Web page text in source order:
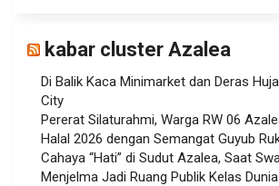
kabar cluster Azalea
Di Balik Kaca Minimarket dan Deras
City
Pererat Silaturahmi, Warga RW 06
Halal 2026 dengan Semangat Guyub
Cahaya “Hati” di Sudut Azalea, Saat
Menjelma Jadi Ruang Publik Kelas Dunia